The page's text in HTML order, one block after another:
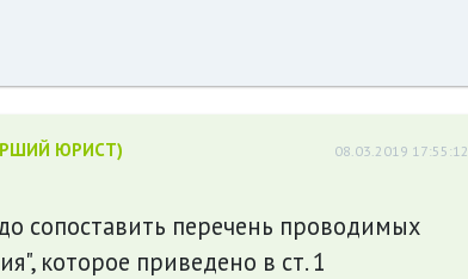
ЮРИСТ) 08.03.2019 17:55:12
сопоставить перечень проводимых
которое приведено в ст. 1